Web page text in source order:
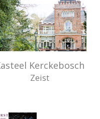
Kerckebosch
Zeist